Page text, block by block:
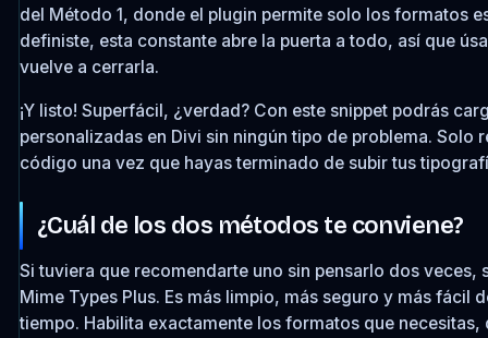
del Método 1, donde el plugin permite solo los formatos
definiste, esta constante abre la puerta a todo, así que
vuelve a cerrarla.
¡Y listo! Superfácil, ¿verdad? Con este snippet podrás
personalizadas en Divi sin ningún tipo de problema. Solo
código una vez que hayas terminado de subir tus
¿Cuál de los dos métodos te conviene?
Si tuviera que recomendarte uno sin pensarlo dos veces,
Mime Types Plus. Es más limpio, más seguro y más fácil
tiempo. Habilita exactamente los formatos que